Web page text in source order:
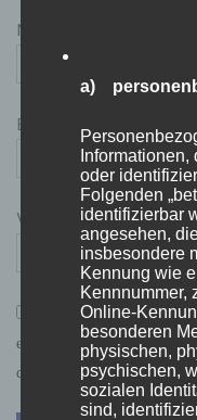
Name
E-Mail-Adresse
Website
Mit der Nutzung dieses
erklärst du dich mit der
durch diese Website
a)
oder
Folgenden
identifizierbar
angesehen,
insbesondere
Kennung wie
Kennnummer,
Online-
besonderen
physischen,
psychischen,
sozialen
sind,